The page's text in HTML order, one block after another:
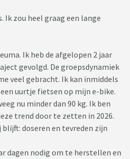
Ik zou heel graag een lange
Ik heb de afgelopen 2 jaar
gevolgd. De groepsdynamiek
veel gebracht. Ik kan inmiddels
uurtje fietsen op mijn e-bike.
nu minder dan 90 kg. Ik ben
trend door te zetten in 2026.
doseren en tevreden zijn
dagen nodig om te herstellen en